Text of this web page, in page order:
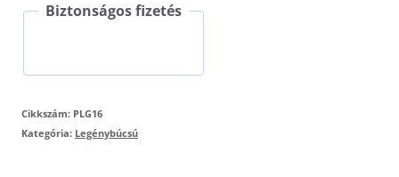
mennyiség
Biztonságos fizetés
Cikkszám: PLG16
Kategória: Legénybúcsú